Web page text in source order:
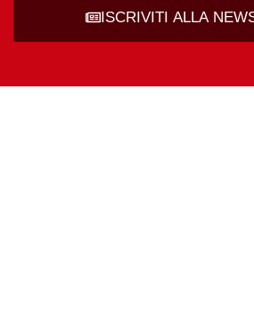
ISCRIVITI ALLA